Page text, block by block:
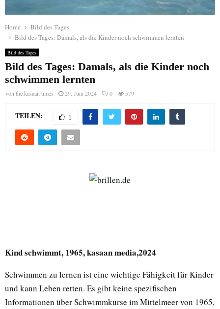
Home
Bild des Tages
Bild des Tages: Damals, als die Kinder noch schwimmen lernten
Bild des Tages
Bild des Tages: Damals, als die Kinder noch
schwimmen lernten
von the kasaan times 29. Juni 2024 0 579
TEILEN: 1
Kind schwimmt, 1965, kasaan media,2024
Schwimmen zu lernen ist eine wichtige Fähigkeit für Kinder
und kann Leben retten. Es gibt keine spezifischen
Informationen über Schwimmkurse im Mittelmeer von 1965,